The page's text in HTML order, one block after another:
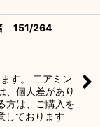
151/264
す。 二アミン
、個人差があり
方は、ご購入を
しております